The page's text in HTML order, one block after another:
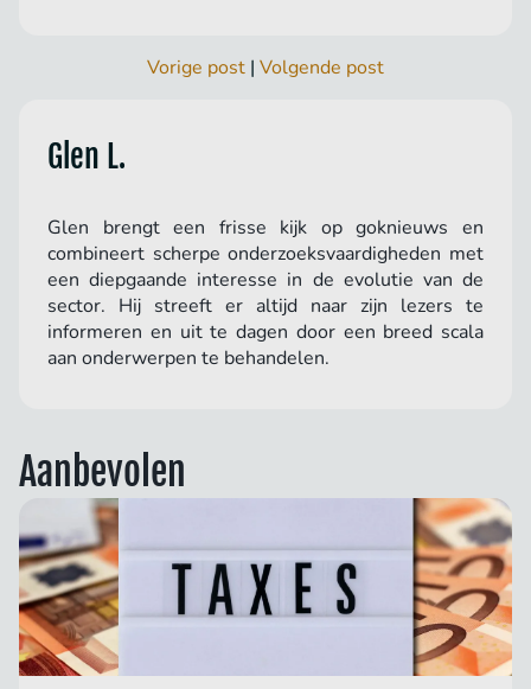
Vorige post | Volgende post
Glen L.
Glen brengt een frisse kijk op goknieuws en
combineert scherpe onderzoeksvaardigheden met
een diepgaande interesse in de evolutie van de
sector. Hij streeft er altijd naar zijn lezers te
informeren en uit te dagen door een breed scala
aan onderwerpen te behandelen.
Aanbevolen